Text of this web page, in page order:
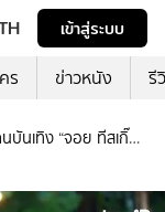
เข้าสู่ระบบ
ร ข่าวหนัง รี
บันเทิง “จอย ทีสเกิ๊ต”